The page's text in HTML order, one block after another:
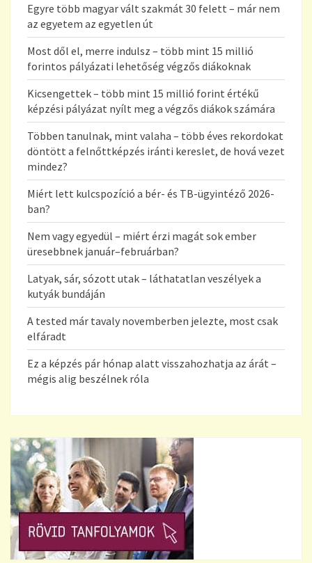
Egyre több magyar vált szakmát 30 felett – már nem
az egyetem az egyetlen út
Most dől el, merre indulsz – több mint 15 millió
forintos pályázati lehetőség végzős diákoknak
Kicsengettek – több mint 15 millió forint értékű
képzési pályázat nyílt meg a végzős diákok számára
Többen tanulnak, mint valaha – több éves rekordokat
döntött a felnőttképzés iránti kereslet, de hová vezet
mindez?
Miért lett kulcspozíció a bér- és TB-ügyintéző 2026-
ban?
Nem vagy egyedül – miért érzi magát sok ember
üresebbnek január–februárban?
Latyak, sár, sózott utak – láthatatlan veszélyek a
kutyák bundáján
A tested már tavaly novemberben jelezte, most csak
elfáradt
Ez a képzés pár hónap alatt visszahozhatja az árát –
mégis alig beszélnek róla